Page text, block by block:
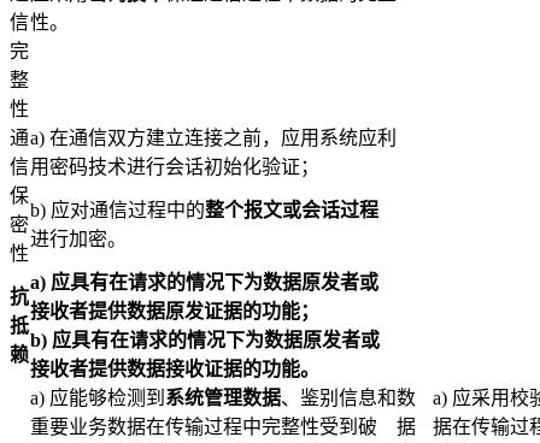
信
完
整
性
性。
通
信
保
密
性
a) 在通信双方建立连接之前，应用系统应利
用密码技术进行会话初始化验证；
b) 应对通信过程中的整个报文或会话过程
进行加密。
抗
抵
赖
a) 应具有在请求的情况下为数据原发者或
接收者提供数据原发证据的功能；
b) 应具有在请求的情况下为数据原发者或
接收者提供数据接收证据的功能。
a) 应能够检测到 系统管理数据、鉴别信息和
重要业务数据在传输过程中完整性受到破
数
据
a) 应采用校
据在传输过